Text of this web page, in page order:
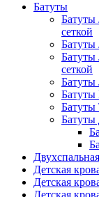
Батуты
Батуты
сеткой
Батуты
Батуты
сеткой
Батуты
Батуты
Батуты
Батуты
Детская
Детская